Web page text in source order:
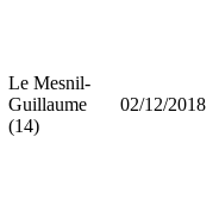
Le Mesnil-
Guillaume
(14)
02/12/2018